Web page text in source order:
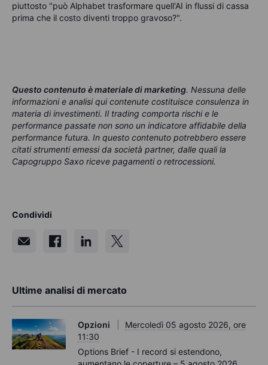
piuttosto "può Alphabet trasformare quell'AI in flussi di cassa
prima che il costo diventi troppo gravoso?".
Questo contenuto è materiale di marketing. Nessuna delle
informazioni e analisi qui contenute costituisce consulenza in
materia di investimenti. Il trading comporta rischi e le
performance passate non sono un indicatore affidabile della
performance futura. In questo contenuto potrebbero essere
citati strumenti emessi da società partner, dalle quali la
Capogruppo Saxo riceve pagamenti o retrocessioni.
Condividi
Ultime analisi di mercato
Opzioni
Mercoledì 05 agosto 2026, ore
11:30
Options Brief - I record si estendono,